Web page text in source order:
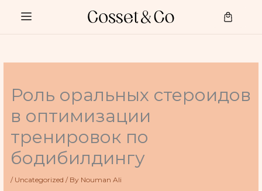
content
Cart
Роль оральных стероидов
в оптимизации
тренировок по
бодибилдингу
/ Uncategorized / By Nouman Ali